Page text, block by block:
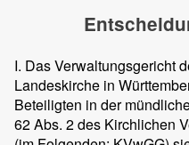
I. Das Verwaltungsgericht
Landeskirche in
Beteiligten in der
62 Abs. 2 des Kirchlichen